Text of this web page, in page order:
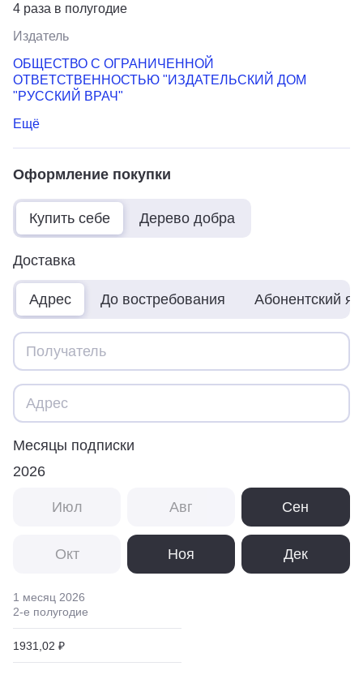
4 раза в полугодие
Издатель
ОБЩЕСТВО С ОГРАНИЧЕННОЙ
ОТВЕТСТВЕННОСТЬЮ "ИЗДАТЕЛЬСКИЙ ДОМ
"РУССКИЙ ВРАЧ"
Ещё
Оформление покупки
Купить себе Дерево добра
Доставка
Адрес До востребования Абонентский
Месяцы подписки
2026
Июл Авг Сен
Окт Ноя Дек
1 месяц 2026
2-е полугодие
1931,02 ₽